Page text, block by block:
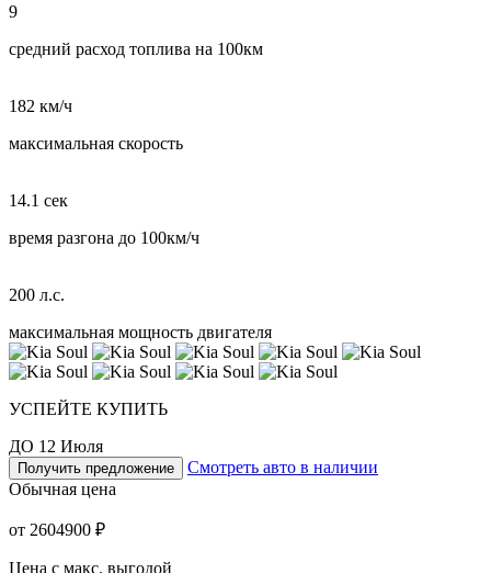
9
средний расход топлива на 100км
182 км/ч
максимальная скорость
14.1 сек
время разгона до 100км/ч
200 л.с.
максимальная мощность двигателя
УСПЕЙТЕ КУПИТЬ
ДО 12 Июля
Получить предложение
Смотреть авто в наличии
Обычная цена
от 2604900 ₽
Цена с макс. выгодой